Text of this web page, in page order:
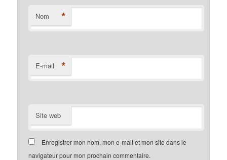
Nom *
E-mail *
Site web
Enregistrer mon nom, mon e-mail et mon site dans le
navigateur pour mon prochain commentaire.